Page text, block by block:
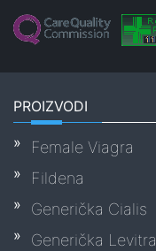
PROIZVODI
Female Viagra
Fildena
Generička Cialis
Generička Levitra